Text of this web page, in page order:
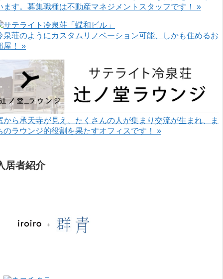
ます。募集職種は不動産マネジメントスタッフです！ »
泉荘のようにカスタムリノベーション可能、しかも住めるお
屋！ »
から承天寺が見え、たくさんの人が集まり交流が生まれ、ま
のラウンジ的役割を果たすオフィスです！ »
居者紹介